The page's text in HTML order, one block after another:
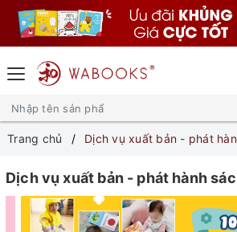
Trang chủ Dịch vụ xuất bản - phát
Dịch vụ xuất bản - phát hành